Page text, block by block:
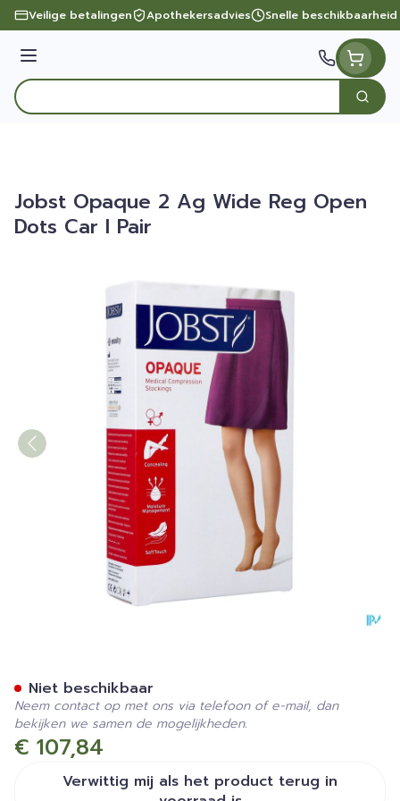
Ga naar de inhoud
Veilige betalingen Apothekersadvies Snelle beschikbaarheid
Menu
Product, merk, categorie...
Zoek
Jobst Opaque 2 Ag Wide Reg Open
Dots Car I Pair
€ 107,84
Verwittig mij als het product terug in
Niet beschikbaar
Neem contact op met ons via telefoon of e-mail, dan
bekijken we samen de mogelijkheden.